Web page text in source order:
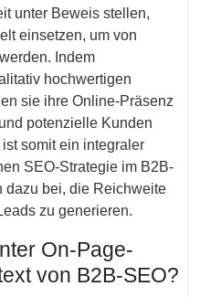
unter Beweis stellen,
einsetzen, um von
Indem
hochwertigen
sie ihre Online-Präsenz
potenzielle Kunden
somit ein integraler
SEO-Strategie im B2B-
dazu bei, die Reichweite
zu generieren.
On-Page-
von B2B-SEO?